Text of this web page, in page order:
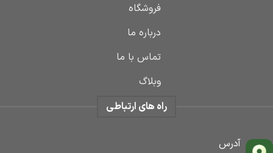
فروشگاه
درباره ما
تماس با ما
وبلاگ
راه های ارتباطی
آدرس